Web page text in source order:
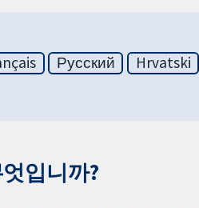
Русский Hrvatski
입니까?